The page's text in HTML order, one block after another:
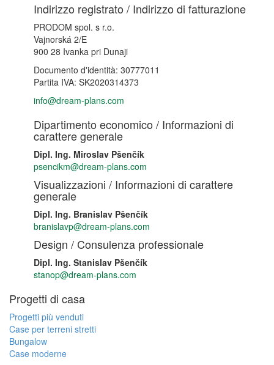
Indirizzo registrato / Indirizzo di fatturazione
PRODOM spol. s r.o.
Vajnorská 2/E
900 28 Ivanka pri Dunaji
Documento d'identità: 30777011
Partita IVA: SK2020314373
info@dream-plans.com
Dipartimento economico / Informazioni di
carattere generale
Dipl. Ing. Miroslav Pšenčík
psencikm@dream-plans.com
Visualizzazioni / Informazioni di carattere
generale
Dipl. Ing. Branislav Pšenčík
branislavp@dream-plans.com
Design / Consulenza professionale
Dipl. Ing. Stanislav Pšenčík
stanop@dream-plans.com
Progetti di casa
Progetti più venduti
Case per terreni stretti
Bungalow
Case moderne